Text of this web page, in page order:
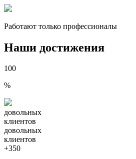
Работают только профессионалы
Наши достижения
100
%
довольных
клиентов
довольных
клиентов
+350